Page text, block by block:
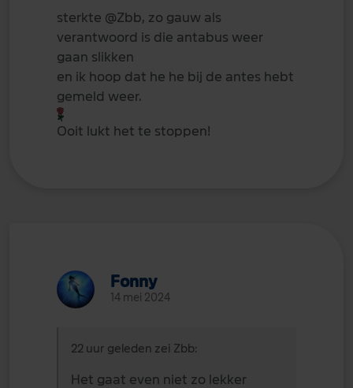
sterkte @Zbb, zo gauw als
verantwoord is die antabus weer
gaan slikken
en ik hoop dat he he bij de antes hebt
gemeld weer.
Ooit lukt het te stoppen!
Fonny
14 mei 2024
22 uur geleden zei Zbb:
Het gaat even niet zo lekker